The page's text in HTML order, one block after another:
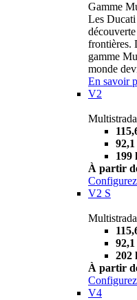
Gamme
Les
frontières.
gamme
monde
En savoir
V2
199
À partir
V2 S
202
À partir
V4